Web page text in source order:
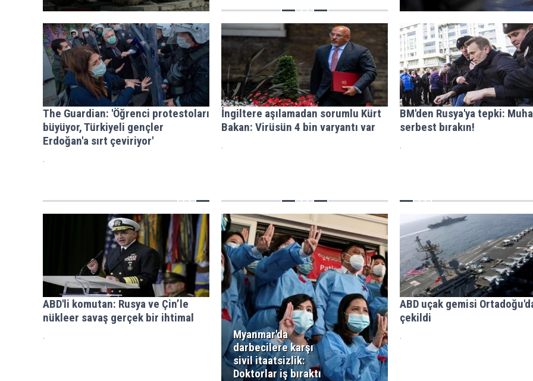
The Guardian: 'Öğrenci protestoları
büyüyor, Türkiyeli gençler
Erdoğan'a sırt çeviriyor'
.
İngiltere aşılamadan sorumlu Kürt
Bakan: Virüsün 4 bin varyantı var
.
BM'den Rusya'ya tepki:
serbest bırakın!
.
ABD'li komutan: Rusya ve Çin’le
nükleer savaş gerçek bir ihtimal
.
Myanmar'da
darbecilere karşı
sivil itaatsizlik:
Doktorlar iş bıraktı
ABD uçak gemisi
çekildi
.